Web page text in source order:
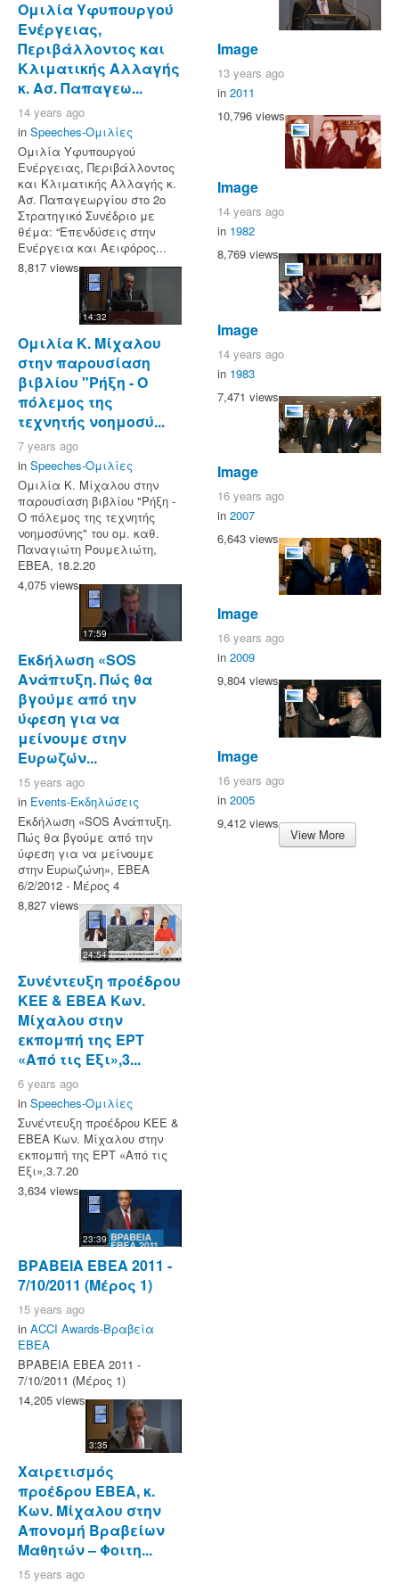
Ομιλία Υφυπουργού
Ενέργειας,
Περιβάλλοντος και
Κλιματικής Αλλαγής
κ. Ασ. Παπαγεω...
14 years ago
in Speeches-Ομιλίες
Ομιλία Υφυπουργού
Ενέργειας, Περιβάλλοντος
και Κλιματικής Αλλαγής κ.
Ασ. Παπαγεωργίου στο 2ο
Στρατηγικό Συνέδριο με
θέμα: “Επενδύσεις στην
Ενέργεια και Αειφόρος...
8,817 views
14:32
Ομιλία Κ. Μίχαλου
στην παρουσίαση
βιβλίου "Ρήξη - Ο
πόλεμος της
τεχνητής νοημοσύ...
7 years ago
in Speeches-Ομιλίες
Ομιλία Κ. Μίχαλου στην
παρουσίαση βιβλίου "Ρήξη -
Ο πόλεμος της τεχνητής
νοημοσύνης" του ομ. καθ.
Παναγιώτη Ρουμελιώτη,
EBEA, 18.2.20
4,075 views
17:59
Εκδήλωση «SOS
Ανάπτυξη. Πώς θα
βγούμε από την
ύφεση για να
μείνουμε στην
Ευρωζών...
15 years ago
in Events-Εκδηλώσεις
Εκδήλωση «SOS Ανάπτυξη.
Πώς θα βγούμε από την
ύφεση για να μείνουμε
στην Ευρωζώνη», ΕΒΕΑ
6/2/2012 - Μέρος 4
8,827 views
24:54
Συνέντευξη προέδρου
ΚΕΕ & ΕΒΕΑ Κων.
Μίχαλου στην
εκπομπή της ΕΡΤ
«Από τις Έξι»,3...
6 years ago
in Speeches-Ομιλίες
Συνέντευξη προέδρου ΚΕΕ &
ΕΒΕΑ Κων. Μίχαλου στην
εκπομπή της ΕΡΤ «Από τις
Έξι»,3.7.20
3,634 views
23:39
ΒΡΑΒΕΙΑ ΕΒΕΑ 2011 -
7/10/2011 (Μέρος 1)
15 years ago
in ACCI Awards-Βραβεία
ΕΒΕΑ
ΒΡΑΒΕΙΑ ΕΒΕΑ 2011 -
7/10/2011 (Μέρος 1)
14,205 views
3:35
Χαιρετισμός
προέδρου ΕΒΕΑ, κ.
Κων. Μίχαλου στην
Απονομή Βραβείων
Μαθητών – Φοιτη...
15 years ago
Image
13 years ago
in 2011
10,796 views
Image
14 years ago
in 1982
8,769 views
Image
14 years ago
in 1983
7,471 views
Image
16 years ago
in 2007
6,643 views
Image
16 years ago
in 2009
9,804 views
Image
16 years ago
in 2005
9,412 views
View More